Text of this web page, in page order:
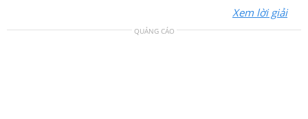
Xem lời giải
QUẢNG CÁO